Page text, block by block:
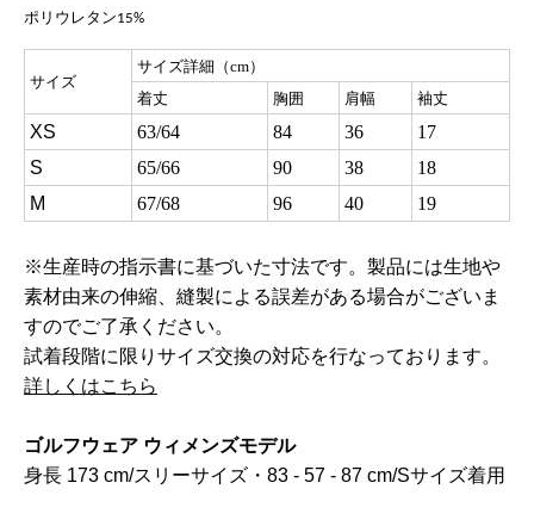
ポリウレタン15%
サイズ
サイズ詳細（cm）
着丈
胸囲 肩幅 袖丈
XS 63/64 84 36
17
S
65/66 90 38
18
M
67/68 96 40 19
※生産時の指示書に基づいた寸法です。製品には生地や
素材由来の伸縮、縫製による誤差がある場合がございま
すのでご了承ください。
試着段階に限りサイズ交換の対応を行なっております。
詳しくはこちら
ゴルフウェア ウィメンズモデル
身長 173 cm/スリーサイズ・83 - 57 - 87 cm/Sサイズ着用